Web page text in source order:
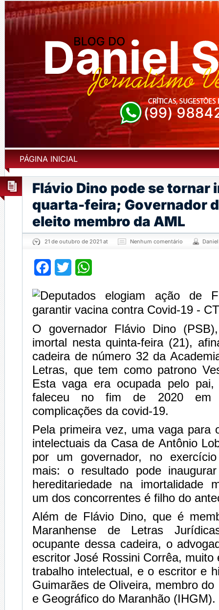
PÁGINA INICIAL
Flávio Dino pode se tornar
quarta-feira; Governador
eleito membro da AML
21 de outubro de 2021 at Nenhum comentário
Facebook
Twitter
O governador Flávio Dino
imortal nesta quinta-feira (21),
cadeira de número 32 da
Letras, que tem como patrono
Esta vaga era ocupada pelo
faleceu no fim de 2020 em
complicações da covid-19.
Pela primeira vez, uma vaga para
intelectuais da Casa de Antônio
por um governador, no
mais: o resultado pode
hereditariedade na imortalidade
um dos concorrentes é filho do
Além de Flávio Dino, que é
Maranhense de Letras
ocupante dessa cadeira, o
escritor José Rossini Corrêa, muito
trabalho intelectual, e o escritor e
Guimarães de Oliveira, membro
e Geográfico do Maranhão (IHGM).